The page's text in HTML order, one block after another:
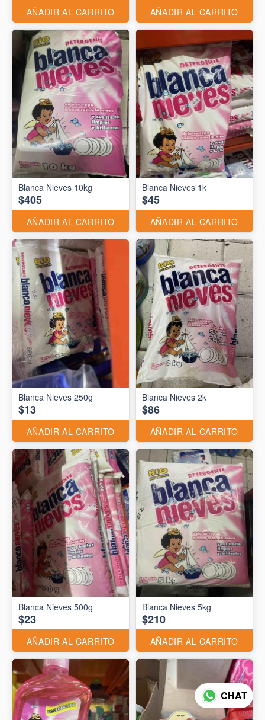
AÑADIR AL CARRITO AÑADIR AL CARRITO
Blanca Nieves 10kg
$405
AÑADIR AL CARRITO
Blanca Nieves 1k
$45
AÑADIR AL CARRITO
Blanca Nieves 250g
$13
AÑADIR AL CARRITO
Blanca Nieves 2k
$86
AÑADIR AL CARRITO
Blanca Nieves 500g
$23
AÑADIR AL CARRITO
Blanca Nieves 5kg
$210
AÑADIR AL CARRITO
CHAT